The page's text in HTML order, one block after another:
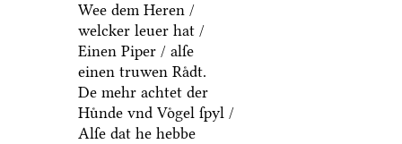
Wee dem Heren /
welcker leuer hat /
Einen Piper / alſe
einen truwen Raͤdt.
De mehr achtet der
Huͤnde vnd Voͤgel ſpyl /
Alſe dat he hebbe